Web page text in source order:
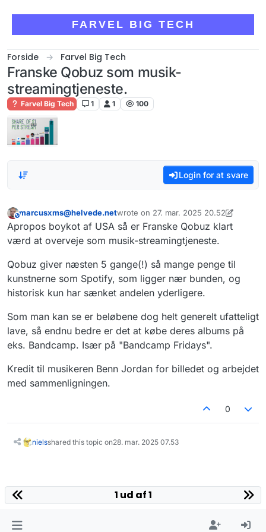
FARVEL BIG TECH
Forside Farvel Big Tech
Franske Qobuz som musik-
streamingtjeneste.
Farvel Big Tech 1 1 100
Login for at svare
This user is from outside of this forum
marcusxms@helvede.netwrote on 27. mar. 2025 20.52
sidst redigeret af
Apropos boykot af USA så er Franske Qobuz klart
værd at overveje som musik-streamingtjeneste.
Qobuz giver næsten 5 gange(!) så mange penge til
kunstnerne som Spotify, som ligger nær bunden, og
historisk kun har sænket andelen yderligere.
Som man kan se er beløbene dog helt generelt ufatteligt
lave, så endnu bedre er det at købe deres albums på
eks. Bandcamp. Især på "Bandcamp Fridays".
Kredit til musikeren Benn Jordan for billedet og arbejdet
med sammenligningen.
0
nielsshared this topic on28. mar. 2025 07.53
1 ud af 1